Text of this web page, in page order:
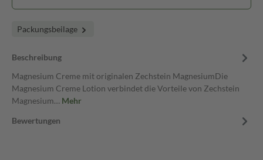
Packungsbeilage
Beschreibung
Magnesium Creme mit originalen Zechstein MagnesiumDie
Magnesium Creme Lotion verbindet die Vorteile von Zechstein
Magnesium… Mehr
Bewertungen